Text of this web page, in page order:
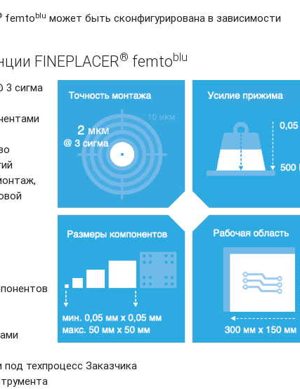
femtoblu может быть сконфигурирована в зависимости
FINEPLACER® femtoblu
3 сигма
техпроцесс Заказчика